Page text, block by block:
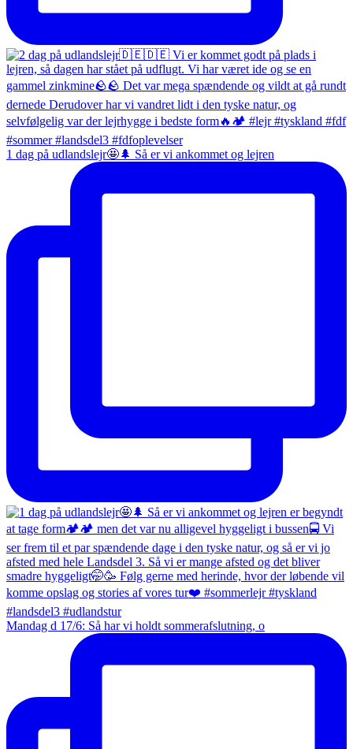
1 dag på udlandslejr🤩🌲 Så er vi ankommet og lejren
Mandag d 17/6: Så har vi holdt sommerafslutning, o